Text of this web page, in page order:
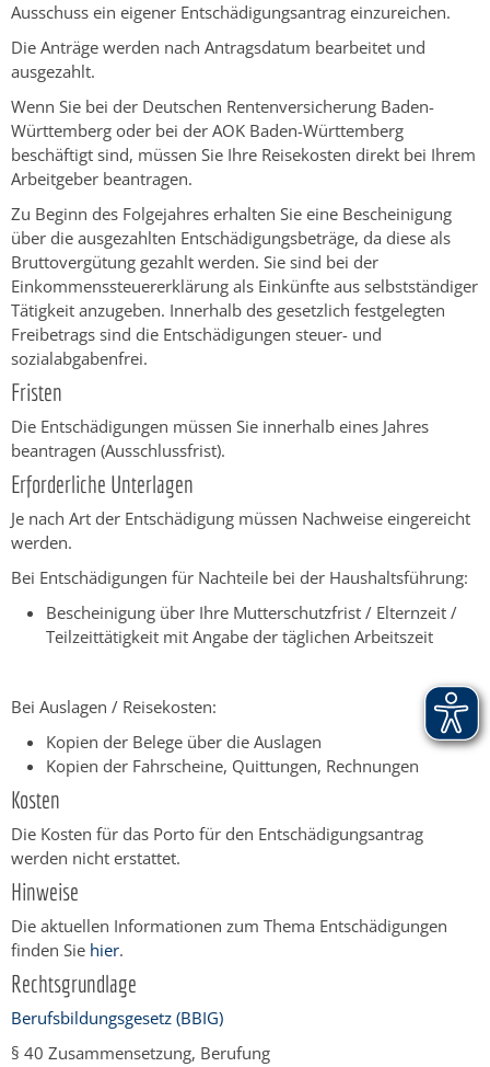
Ausschuss ein eigener Entschädigungsantrag einzureichen.
Die Anträge werden nach Antragsdatum bearbeitet und
ausgezahlt.
Wenn Sie bei der Deutschen Rentenversicherung Baden-
Württemberg oder bei der AOK Baden-Württemberg
beschäftigt sind, müssen Sie Ihre Reisekosten direkt bei Ihrem
Arbeitgeber beantragen.
Zu Beginn des Folgejahres erhalten Sie eine Bescheinigung
über die ausgezahlten Entschädigungsbeträge, da diese als
Bruttovergütung gezahlt werden. Sie sind bei der
Einkommenssteuererklärung als Einkünfte aus selbstständiger
Tätigkeit anzugeben. Innerhalb des gesetzlich festgelegten
Freibetrags sind die Entschädigungen steuer- und
sozialabgabenfrei.
Fristen
Die Entschädigungen müssen Sie innerhalb eines Jahres
beantragen (Ausschlussfrist).
Erforderliche Unterlagen
Je nach Art der Entschädigung müssen Nachweise eingereicht
werden.
Bei Entschädigungen für Nachteile bei der Haushaltsführung:
Bescheinigung über Ihre Mutterschutzfrist / Elternzeit /
Teilzeittätigkeit mit Angabe der täglichen Arbeitszeit
Bei Auslagen / Reisekosten:
Kopien der Belege über die Auslagen
Kopien der Fahrscheine, Quittungen, Rechnungen
Kosten
Die Kosten für das Porto für den Entschädigungsantrag
werden nicht erstattet.
Hinweise
Die aktuellen Informationen zum Thema Entschädigungen
finden Sie hier.
Rechtsgrundlage
Berufsbildungsgesetz (BBIG)
§ 40 Zusammensetzung, Berufung